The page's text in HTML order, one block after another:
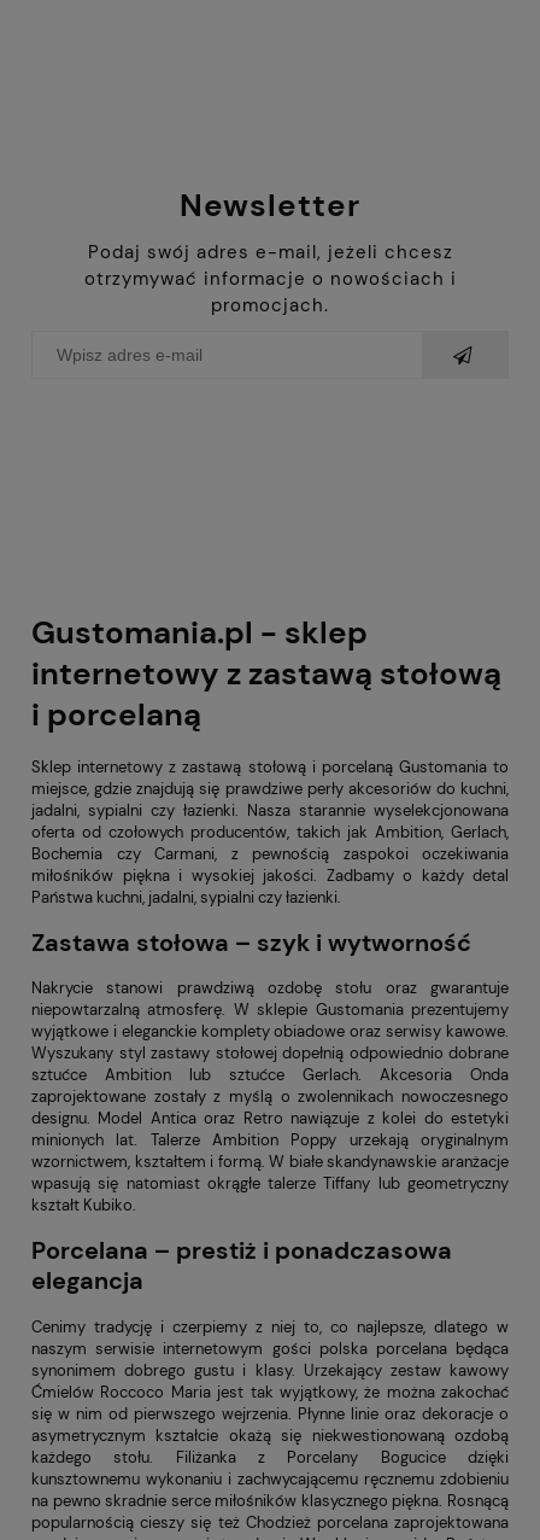
Newsletter
Podaj swój adres e-mail, jeżeli chcesz
otrzymywać informacje o nowościach i
promocjach.
Gustomania.pl - sklep
internetowy z zastawą stołową
i porcelaną
Sklep internetowy z zastawą stołową i porcelaną Gustomania to
miejsce, gdzie znajdują się prawdziwe perły akcesoriów do kuchni,
jadalni, sypialni czy łazienki. Nasza starannie wyselekcjonowana
oferta od czołowych producentów, takich jak Ambition, Gerlach,
Bochemia czy Carmani, z pewnością zaspokoi oczekiwania
miłośników piękna i wysokiej jakości. Zadbamy o każdy detal
Państwa kuchni, jadalni, sypialni czy łazienki.
Zastawa stołowa – szyk i wytworność
Nakrycie stanowi prawdziwą ozdobę stołu oraz gwarantuje
niepowtarzalną atmosferę. W sklepie Gustomania prezentujemy
wyjątkowe i eleganckie komplety obiadowe oraz serwisy kawowe.
Wyszukany styl zastawy stołowej dopełnią odpowiednio dobrane
sztućce Ambition lub sztućce Gerlach. Akcesoria Onda
zaprojektowane zostały z myślą o zwolennikach nowoczesnego
designu. Model Antica oraz Retro nawiązuje z kolei do estetyki
minionych lat. Talerze Ambition Poppy urzekają oryginalnym
wzornictwem, kształtem i formą. W białe skandynawskie aranżacje
wpasują się natomiast okrągłe talerze Tiffany lub geometryczny
kształt Kubiko.
Porcelana – prestiż i ponadczasowa
elegancja
Cenimy tradycję i czerpiemy z niej to, co najlepsze, dlatego w
naszym serwisie internetowym gości polska porcelana będąca
synonimem dobrego gustu i klasy. Urzekający zestaw kawowy
Ćmielów Roccoco Maria jest tak wyjątkowy, że można zakochać
się w nim od pierwszego wejrzenia. Płynne linie oraz dekoracje o
asymetrycznym kształcie okażą się niekwestionowaną ozdobą
każdego stołu. Filiżanka z Porcelany Bogucice dzięki
kunsztownemu wykonaniu i zachwycającemu ręcznemu zdobieniu
na pewno skradnie serce miłośników klasycznego piękna. Rosnącą
popularnością cieszy się też Chodzież porcelana zaprojektowana